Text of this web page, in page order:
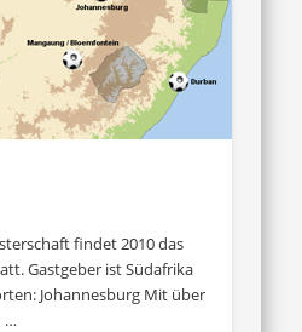
findet 2010 das
Gastgeber ist Südafrika
Johannesburg Mit über
…